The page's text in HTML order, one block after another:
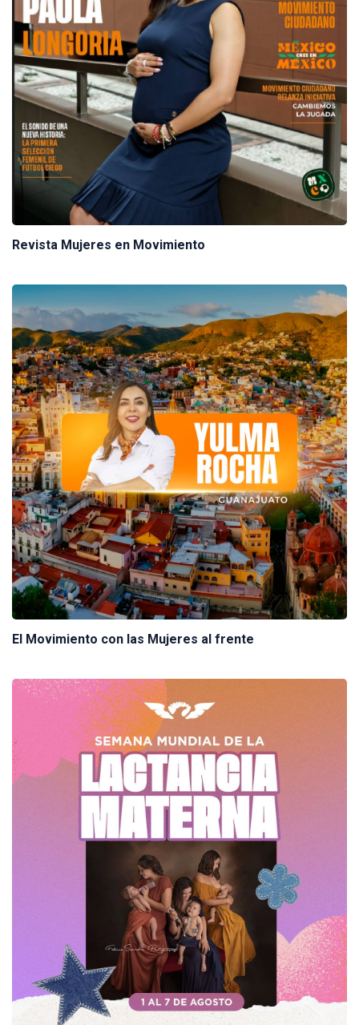
Revista Mujeres en Movimiento
El Movimiento con las Mujeres al frente